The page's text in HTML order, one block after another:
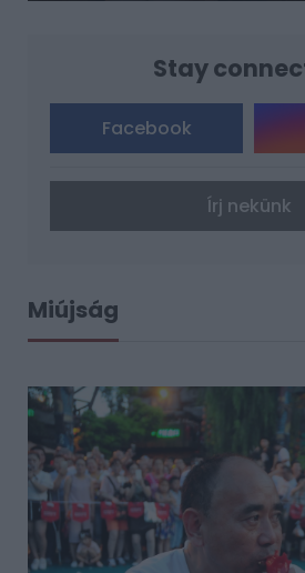
Stay
Facebook
Írj nekünk
Miújság